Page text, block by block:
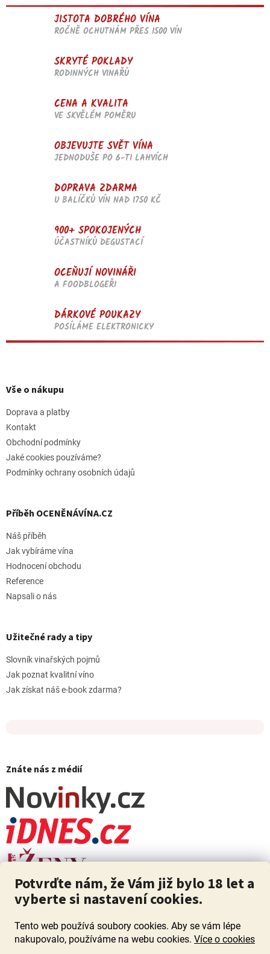
Potvrďte nám, že Vám již bylo 18 let a
vyberte si nastavení cookies.
Tento web používá soubory cookies. Aby se vám lépe
nakupovalo, používáme na webu cookies. Více o cookies
l
á
d
k
ý
p
s
u
JISTOTA DOBRÉHO VÍNA
ROČNĚ OCHUTNÁM PŘES 1500 VÍN
SKRYTÉ POKLADY
RODINNÝCH VINAŘŮ
CENA A KVALITA
VE SKVĚLÉM POMĚRU
OBJEVUJTE SVĚT VÍNA
JEDNODUŠE PO 6-TI LAHVÍCH
DOPRAVA ZDARMA
U BALÍČKŮ VÍN NAD 1750 KČ
900+ SPOKOJENÝCH
ÚČASTNÍKŮ DEGUSTACÍ
OCEŇUJÍ NOVINÁŘI
A FOODBLOGEŘI
DÁRKOVÉ POUKAZY
POSÍLÁME ELEKTRONICKY
pVše o nákupu
Doprava a platby
Kontakt
Obchodní podmínky
Jaké cookies pouzíváme?
Podmínky ochrany osobních údajů
Příběh OCENĚNÁVÍNA.CZ
Náš příběh
Jak vybíráme vína
Hodnocení obchodu
Reference
Napsali o nás
Užitečné rady a tipy
Slovník vinařských pojmů
Jak poznat kvalitní víno
Jak získat náš e-book zdarma?
Znáte nás z médií